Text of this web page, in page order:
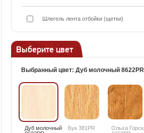
Шлегель лента отбойки (щетки)
Выберите цвет
Выбранный цвет: Дуб молочный 8622PR
Дуб молочный
Бук 381PR
Ольха